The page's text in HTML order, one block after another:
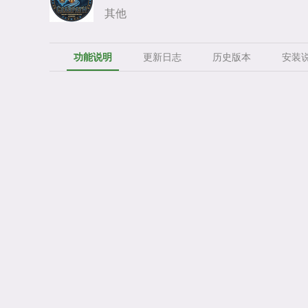
其他
功能说明 更新日志 历史版本 安装